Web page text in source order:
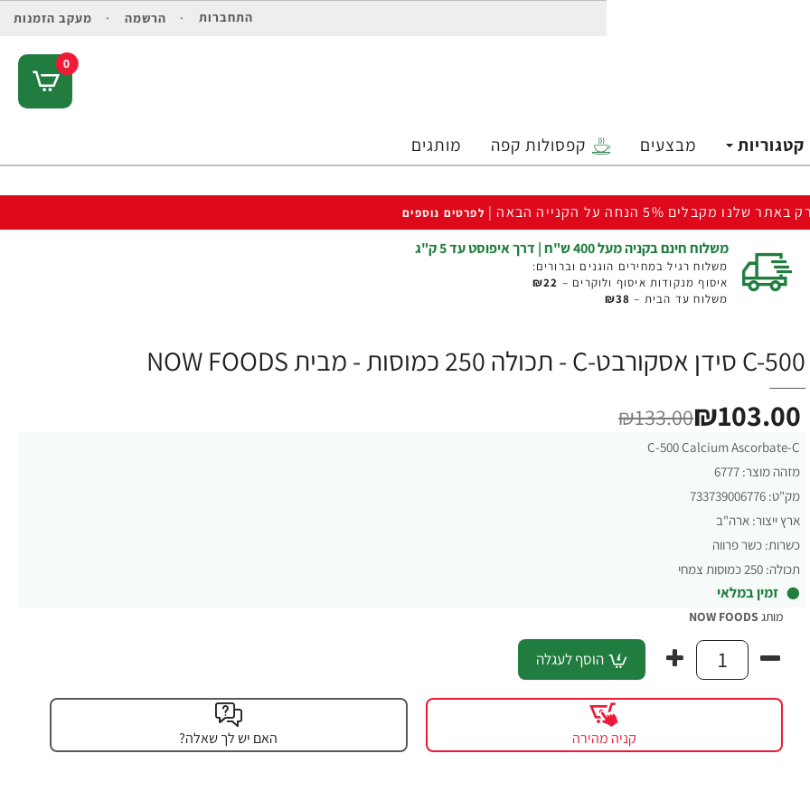
התחברות הרשמה מעקב הזמנות
0
קטגוריות מבצעים קפסולות קפה מותגים
באתר שלנו מקבלים 5% הנחה על הקנייה הבאה | לפרטים נוספים
משלוח חינם בקניה מעל 400 ש"ח | דרך איפוסט עד 5 ק"ג
משלוח רגיל במחירים הוגנים וברורים:
איסוף מנקודות איסוף ולוקרים – ₪22
משלוח עד הבית – ₪38
C-500 סידן אסקורבט-C - תכולה 250 כמוסות - מבית NOW FOODS
C-500 Calcium Ascorbate-C
מזהה מוצר: 6777
מק"ט: 733739006776
ארץ ייצור: ארה"ב
כשרות: כשר פרווה
תכולה: 250 כמוסות צמחי
זמין במלאי
₪103.00
₪133.00
מותגNOW FOODS
הוסף לעגלה
קניה מהירה האם יש לך שאלה?